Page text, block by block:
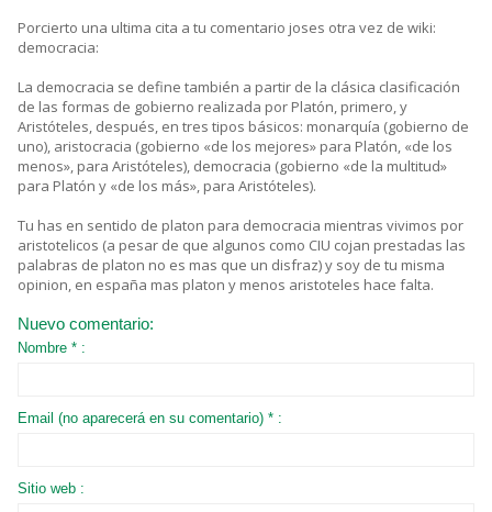
Porcierto una ultima cita a tu comentario joses otra vez de wiki:
democracia:
La democracia se define también a partir de la clásica clasificación
de las formas de gobierno realizada por Platón, primero, y
Aristóteles, después, en tres tipos básicos: monarquía (gobierno de
uno), aristocracia (gobierno «de los mejores» para Platón, «de los
menos», para Aristóteles), democracia (gobierno «de la multitud»
para Platón y «de los más», para Aristóteles).
Tu has en sentido de platon para democracia mientras vivimos por
aristotelicos (a pesar de que algunos como CIU cojan prestadas las
palabras de platon no es mas que un disfraz) y soy de tu misma
opinion, en españa mas platon y menos aristoteles hace falta.
Nuevo comentario:
Nombre * :
Email (no aparecerá en su comentario) * :
Sitio web :